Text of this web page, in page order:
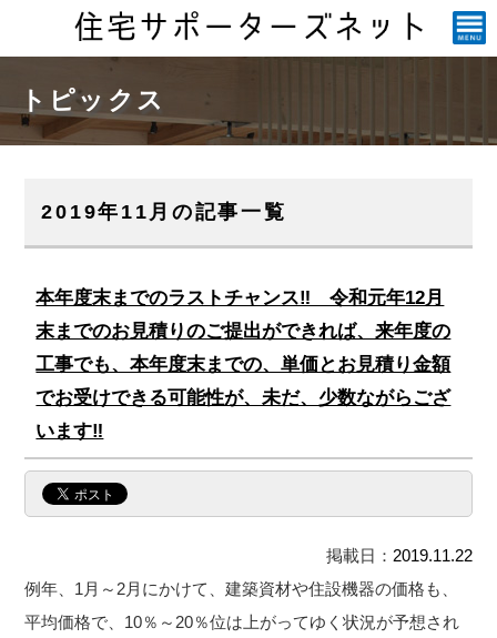
トピックス
2019年11月の記事一覧
本年度末までのラストチャンス‼ 令和元年12月
末までのお見積りのご提出ができれば、来年度の
工事でも、本年度末までの、単価とお見積り金額
でお受けできる可能性が、未だ、少数ながらござ
います‼
掲載日： 2019.11.22
例年、1月～2月にかけて、建築資材や住設機器の価格も、
平均価格で、10％～20％位は上がってゆく状況が予想され